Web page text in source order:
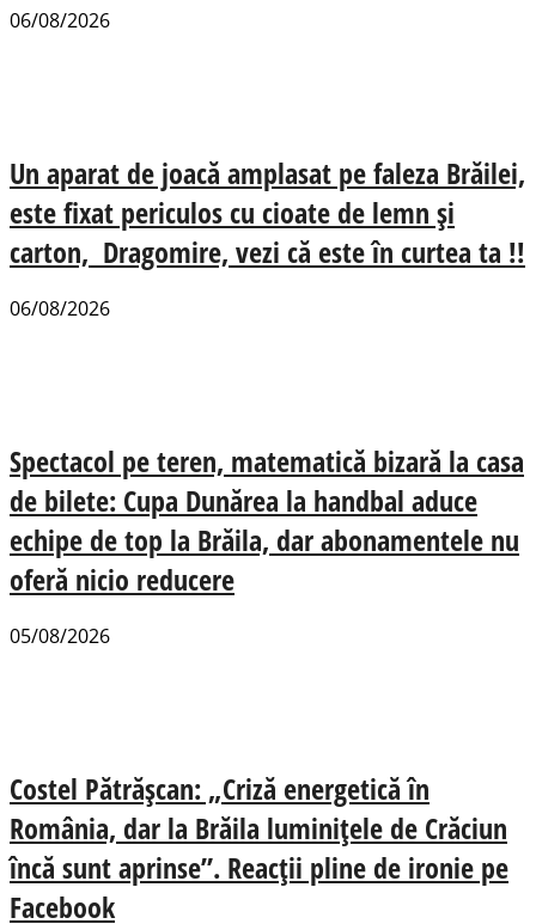
06/08/2026
Un aparat de joacă amplasat pe faleza Brăilei,
este fixat periculos cu cioate de lemn și
carton, Dragomire, vezi că este în curtea ta !!
06/08/2026
Spectacol pe teren, matematică bizară la casa
de bilete: Cupa Dunărea la handbal aduce
echipe de top la Brăila, dar abonamentele nu
oferă nicio reducere
05/08/2026
Costel Pătrășcan: „Criză energetică în
România, dar la Brăila luminițele de Crăciun
încă sunt aprinse”. Reacții pline de ironie pe
Facebook